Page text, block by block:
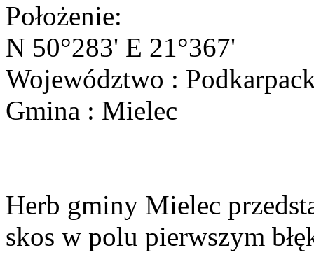
Położenie:
N 50°283' E 21°367'
Województwo :
Gmina : Mielec
Herb gminy Mielec
skos w polu pierwszym